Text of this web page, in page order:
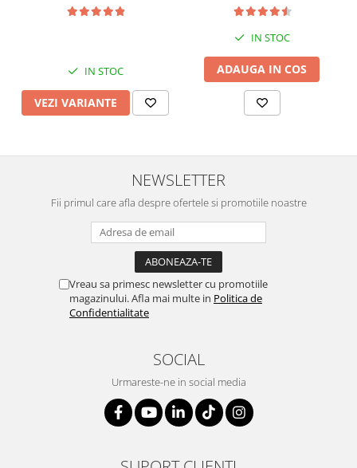
IN STOC
VEZI VARIANTE
IN STOC
ADAUGA IN COS
NEWSLETTER
Fii primul care afla despre ofertele si promotiile noastre
Vreau sa primesc newsletter cu promotiile
magazinului. Afla mai multe in Politica de
Confidentialitate
SOCIAL
Urmareste-ne in social media